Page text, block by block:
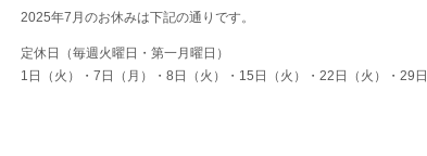
2025年7月のお休みは下記の通りです。
定休日（毎週火曜日・第一月曜日）
1日（火）・7日（月）・8日（火）・15日（火）・22日（火）・29